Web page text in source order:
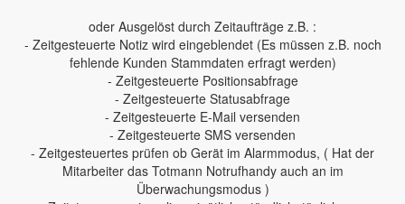
oder Ausgelöst durch Zeitaufträge z.B. :
- Zeitgesteuerte Notiz wird eingeblendet (Es müssen z.B. noch
fehlende Kunden Stammdaten erfragt werden)
- Zeitgesteuerte Positionsabfrage
- Zeitgesteuerte Statusabfrage
- Zeitgesteuerte E-Mail versenden
- Zeitgesteuerte SMS versenden
- Zeitgesteuertes prüfen ob Gerät im Alarmmodus, ( Hat der
Mitarbeiter das Totmann Notrufhandy auch an im
Überwachungsmodus )